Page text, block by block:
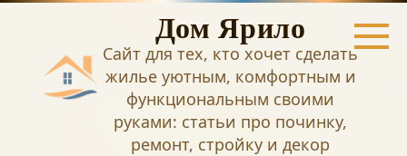
Перейти
Дом Ярило
Сайт для тех, кто хочет сделать
жилье уютным, комфортным и
функциональным своими
руками: статьи про починку,
ремонт, стройку и декор